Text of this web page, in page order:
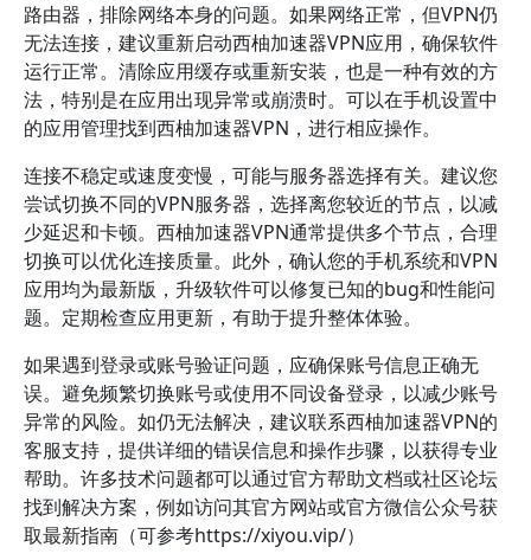
路由器，排除网络本身的问题。如果网络正常，但VPN仍
无法连接，建议重新启动西柚加速器VPN应用，确保软件
运行正常。清除应用缓存或重新安装，也是一种有效的方
法，特别是在应用出现异常或崩溃时。可以在手机设置中
的应用管理找到西柚加速器VPN，进行相应操作。
连接不稳定或速度变慢，可能与服务器选择有关。建议您
尝试切换不同的VPN服务器，选择离您较近的节点，以减
少延迟和卡顿。西柚加速器VPN通常提供多个节点，合理
切换可以优化连接质量。此外，确认您的手机系统和VPN
应用均为最新版，升级软件可以修复已知的bug和性能问
题。定期检查应用更新，有助于提升整体体验。
如果遇到登录或账号验证问题，应确保账号信息正确无
误。避免频繁切换账号或使用不同设备登录，以减少账号
异常的风险。如仍无法解决，建议联系西柚加速器VPN的
客服支持，提供详细的错误信息和操作步骤，以获得专业
帮助。许多技术问题都可以通过官方帮助文档或社区论坛
找到解决方案，例如访问其官方网站或官方微信公众号获
取最新指南（可参考https://xiyou.vip/）